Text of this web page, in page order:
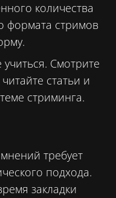
количества
формата стримов
Смотрите
статьи и
стриминга.
требует
подхода.
закладки